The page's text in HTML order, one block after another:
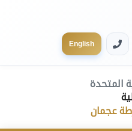
English
المتحدة
عجمان